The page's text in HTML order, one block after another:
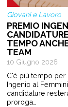
Giovani e Lavoro
PREMIO
TEMPO
TEAM
10 Giugno 2026
C'è più tempo
Ingenio al
candidature
proroga…